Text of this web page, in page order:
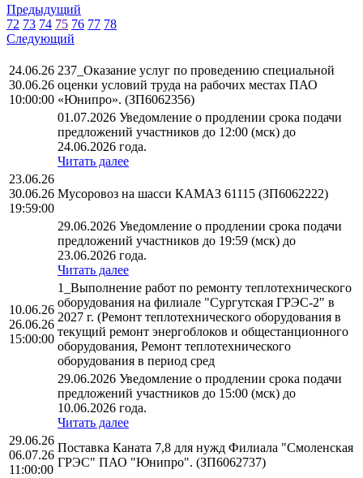
Предыдущий
72 73 74 75 76 77 78
Следующий
24.06.26
30.06.26
10:00:00
237_Оказание услуг по проведению специальной
оценки условий труда на рабочих местах ПАО
«Юнипро». (ЗП6062356)
01.07.2026 Уведомление о продлении срока подачи
предложений участников до 12:00 (мск) до
24.06.2026 года.
Читать далее
23.06.26
30.06.26
19:59:00
Мусоровоз на шасси КАМАЗ 61115 (ЗП6062222)
29.06.2026 Уведомление о продлении срока подачи
предложений участников до 19:59 (мск) до
23.06.2026 года.
Читать далее
10.06.26
26.06.26
15:00:00
1_Выполнение работ по ремонту теплотехнического
оборудования на филиале "Сургутская ГРЭС-2" в
2027 г. (Ремонт теплотехнического оборудования в
текущий ремонт энергоблоков и общестанционного
оборудования, Ремонт теплотехнического
оборудования в период сред
29.06.2026 Уведомление о продлении срока подачи
предложений участников до 15:00 (мск) до
10.06.2026 года.
Читать далее
29.06.26
06.07.26
11:00:00
Поставка Каната 7,8 для нужд Филиала "Смоленская
ГРЭС" ПАО "Юнипро". (ЗП6062737)